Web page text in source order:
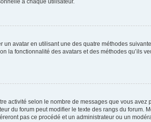
avatar en utilisant une des quatre méthodes
la fonctionnalité des avatars et des méthodes qu’ils
activité selon le nombre de messages que vous
du forum peut modifier le texte des rangs du forum.
pas ce procédé et un administrateur ou un